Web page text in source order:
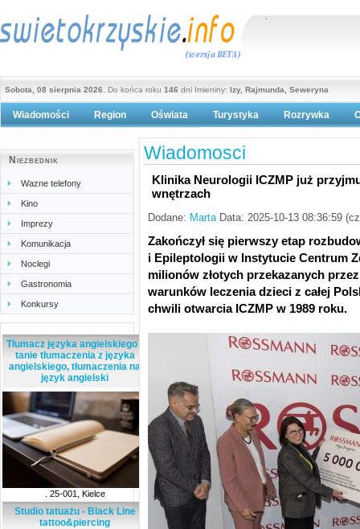
Sobota, 08 sierpnia 2026 , Do końca roku 146 dni Imieniny: Izy, Rajmunda, Seweryna
Wiadomości Region Oświata Turystyka
Polityka prywatności
Rozrywka
Niezbednik
Wazne telefony
Kino
Imprezy
Komunikacja
Noclegi
Gastronomia
Konkursy
Tłumacz języka angielskiego -
tanie tłumaczenia z języka
angielskiego, tłumaczenia na
język angielski
. 25-001, Kielce
Studio tatuażu - Black Line
tattoo&piercing
Wiadomosci
Klinika Neurologii ICZMP już
wnętrzach
Dodane: MartaData: 2025-10-13 08:36:59
Zakończył się pierwszy etap
i Epileptologii w Instytucie Centrum
milionów złotych przekazanych
warunków leczenia dzieci z całej
chwili otwarcia ICZMP w 1989 roku.